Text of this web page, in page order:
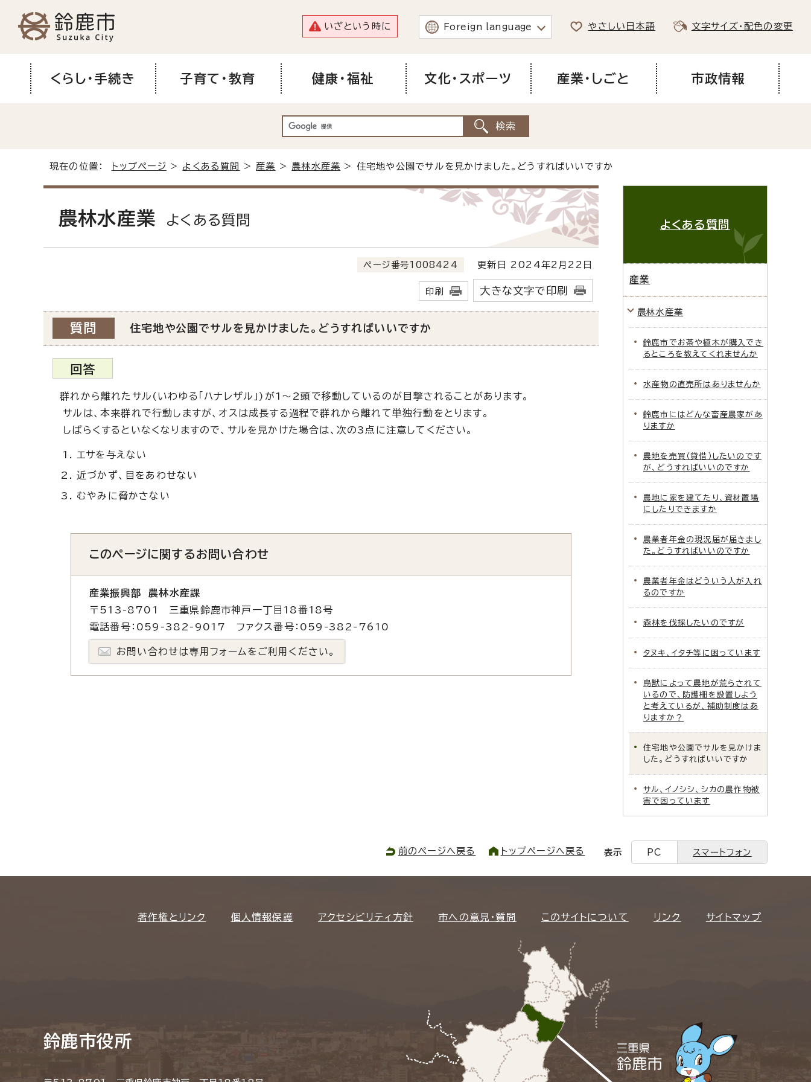
いざという時に Foreign language やさしい日本語 文字サイズ・配色の変更
くらし・手続き 子育て・教育 健康・福祉 文化・スポーツ 産業・しごと 市政情報
現在の位置： トップページ > よくある質問 > 産業 > 農林水産業 > 住宅地や公園でサルを見かけました。どうすればいいですか
農林水産業 よくある質問
ページ番号1008424 更新日 2024年2月22日
印刷 大きな文字で印刷
質問 住宅地や公園でサルを見かけました。どうすればいいですか
回答
群れから離れたサル(いわゆる「ハナレザル」)が1～2頭で移動しているのが目撃されることがあります。
サルは、本来群れで行動しますが、オスは成長する過程で群れから離れて単独行動をとります。
しばらくするといなくなりますので、サルを見かけた場合は、次の3点に注意してください。
エサを与えない
近づかず、目をあわせない
むやみに脅かさない
このページに関するお問い合わせ
産業振興部 農林水産課
〒513-8701 三重県鈴鹿市神戸一丁目18番18号
電話番号：059-382-9017 ファクス番号：059-382-7610
お問い合わせは専用フォームをご利用ください。
よくある質問
産業
農林水産業
鈴鹿市でお茶や植木が購入でき
るところを教えてくれませんか
水産物の直売所はありませんか
鈴鹿市にはどんな畜産農家があ
りますか
農地を売買（貸借）したいのです
が、どうすればいいのですか
農地に家を建てたり、資材置場
にしたりできますか
農業者年金の現況届が届きまし
た。どうすればいいのですか
農業者年金はどういう人が入れ
るのですか
森林を伐採したいのですが
タヌキ、イタチ等に困っています
鳥獣によって農地が荒らされて
いるので、防護柵を設置しよう
と考えているが、補助制度はあ
りますか？
住宅地や公園でサルを見かけま
した。どうすればいいですか
サル、イノシシ、シカの農作物被
害で困っています
前のページへ戻る トップページへ戻る 表示 PC スマートフォン
著作権とリンク 個人情報保護 アクセシビリティ方針 市への意見・質問 このサイトについて リンク サイトマップ
鈴鹿市役所